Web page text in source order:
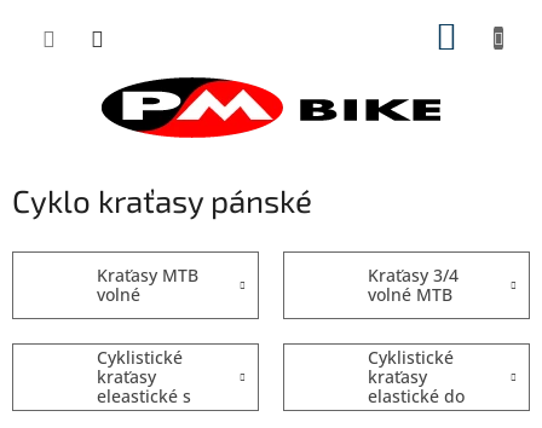
Cyklo kraťasy pánské
Kraťasy MTB
volné
Kraťasy 3/4
volné MTB
Cyklistické
kraťasy
eleastické s
laclem
Cyklistické
kraťasy
elastické do
pasu